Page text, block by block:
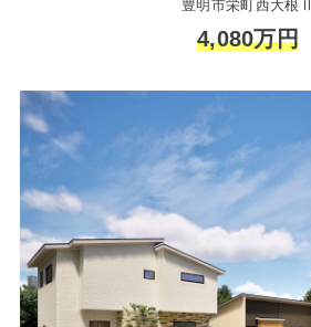
豊明市栄町西大根Ⅱ
4,080万円